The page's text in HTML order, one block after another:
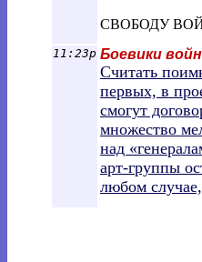
СВОБОДУ
11:23p Боевики
Считать
первых, в
смогут
множество
над
арт-группы
любом